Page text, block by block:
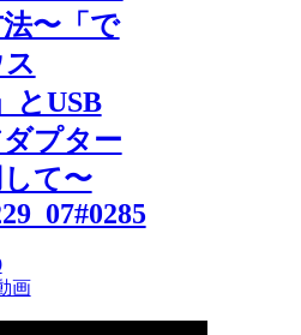
〜「で
とUSB
プター
て〜
画